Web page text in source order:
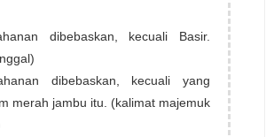
dibebaskan, kecuali Basir.
dibebaskan, kecuali yang
merah jambu itu. (kalimat majemuk